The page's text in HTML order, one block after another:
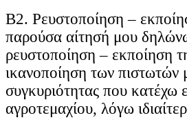
Β2. Ρευστοποίηση –
παρούσα αίτησή μου
ρευστοποίηση – εκποίηση
ικανοποίηση των πιστωτών
συγκυριότητας που κατέχω
αγροτεμαχίου, λόγω